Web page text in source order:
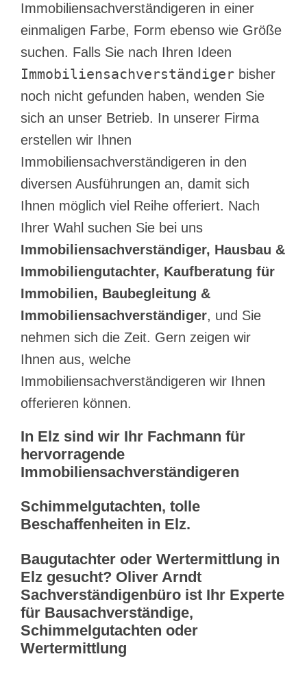
Immobiliensachverständigeren in einer
einmaligen Farbe, Form ebenso wie Größe
suchen. Falls Sie nach Ihren Ideen
Immobiliensachverständiger bisher
noch nicht gefunden haben, wenden Sie
sich an unser Betrieb. In unserer Firma
erstellen wir Ihnen
Immobiliensachverständigeren in den
diversen Ausführungen an, damit sich
Ihnen möglich viel Reihe offeriert. Nach
Ihrer Wahl suchen Sie bei uns
Immobiliensachverständiger, Hausbau &
Immobiliengutachter, Kaufberatung für
Immobilien, Baubegleitung &
Immobiliensachverständiger, und Sie
nehmen sich die Zeit. Gern zeigen wir
Ihnen aus, welche
Immobiliensachverständigeren wir Ihnen
offerieren können.
In Elz sind wir Ihr Fachmann für
hervorragende
Immobiliensachverständigeren
Schimmelgutachten, tolle
Beschaffenheiten in Elz.
Baugutachter oder Wertermittlung in
Elz gesucht? Oliver Arndt
Sachverständigenbüro ist Ihr Experte
für Bausachverständige,
Schimmelgutachten oder
Wertermittlung